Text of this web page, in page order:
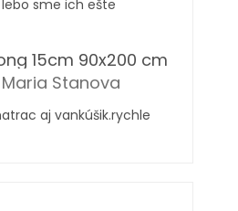
sme ich ešte
15cm 90x200 cm
je 5 z 5 hviezdičiek.
Maria Stanova
aj vankúšik.rychle